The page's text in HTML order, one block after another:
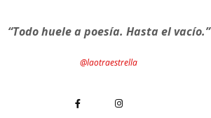
“Todo huele a poesía. Hasta el vacío.”
@laotraestrella